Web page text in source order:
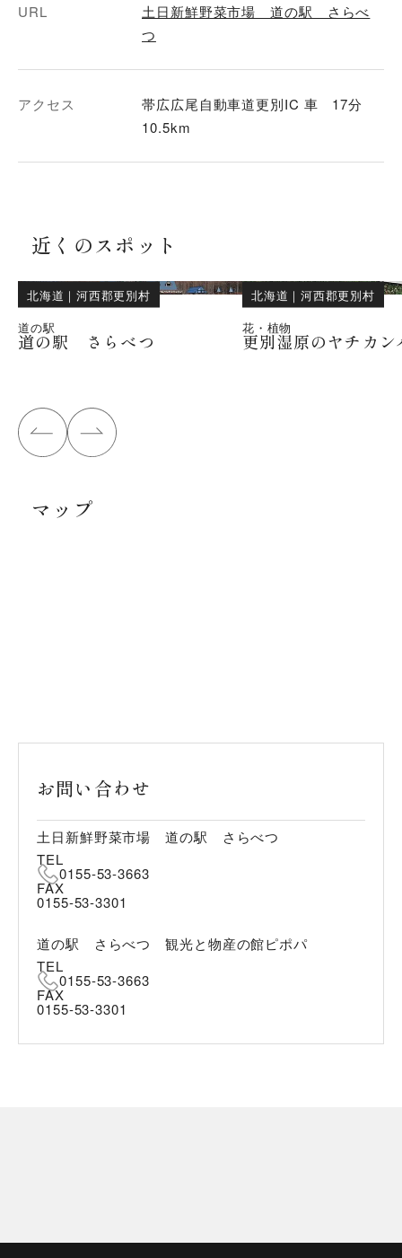
URL
土日新鮮野菜市場 道の駅 さらべ
つ
アクセス
帯広広尾自動車道更別IC 車 17分
10.5km
近くのスポット
北海道 ｜河西郡更別村
道の駅
道の駅 さらべつ
北海道 ｜河西郡更別村
花・植物
更別湿原のヤチカン
マップ
お問い合わせ
土日新鮮野菜市場 道の駅 さらべつ
TEL
0155-53-3663
FAX
0155-53-3301
道の駅 さらべつ 観光と物産の館ピポパ
TEL
0155-53-3663
FAX
0155-53-3301